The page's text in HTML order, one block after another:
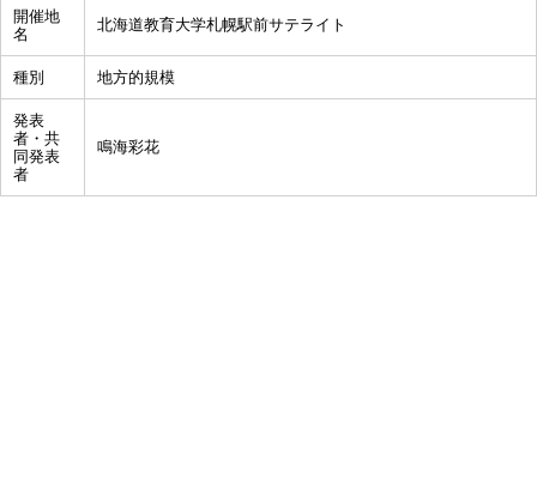
開催地
名
北海道教育大学札幌駅前サテライト
種別 地方的規模
発表
者・共
同発表
者
鳴海彩花